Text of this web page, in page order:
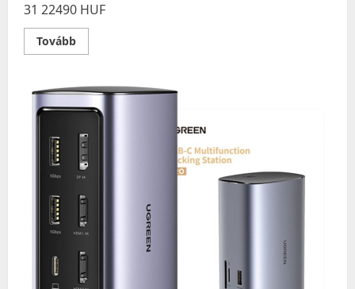
31 22490 HUF
TovábbRead
more
USB-
C
10-
1
Docking
Station
Ezüst
136-